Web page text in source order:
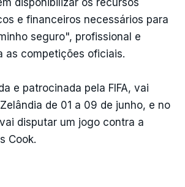
e financeiros necessários para
seguro", profissional e
as competições oficiais.
e patrocinada pela FIFA, vai
de 01 a 09 de junho, e no
disputar um jogo contra a
Cook.